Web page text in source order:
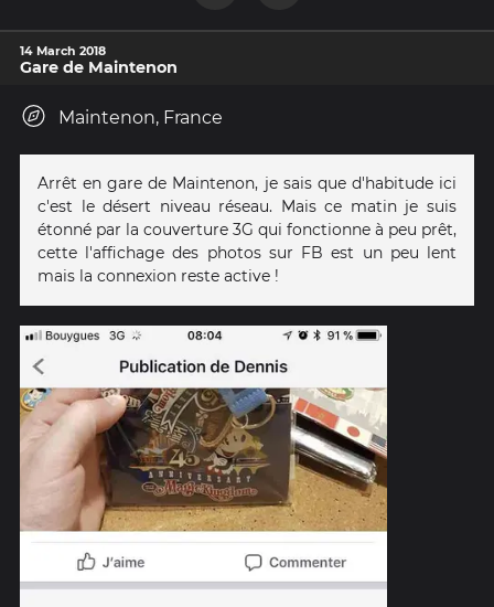
14 March 2018
Gare de Maintenon
Maintenon, France
Arrêt en gare de Maintenon, je sais que d'habitude ici
c'est le désert niveau réseau. Mais ce matin je suis
étonné par la couverture 3G qui fonctionne à peu prêt,
cette l'affichage des photos sur FB est un peu lent
mais la connexion reste active !